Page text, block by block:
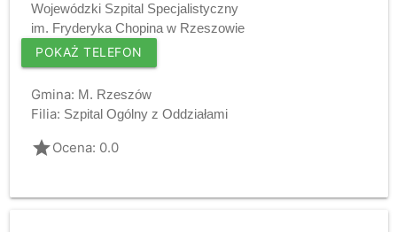
Wojewódzki Szpital Specjalistyczny
im. Fryderyka Chopina w Rzeszowie
POKAŻ TELEFON
Gmina: M. Rzeszów
Filia: Szpital Ogólny z Oddziałami
gradeOcena: 0.0